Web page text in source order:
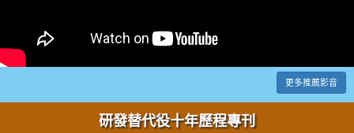
更多推薦影音
研發替代役十年歷程專刊